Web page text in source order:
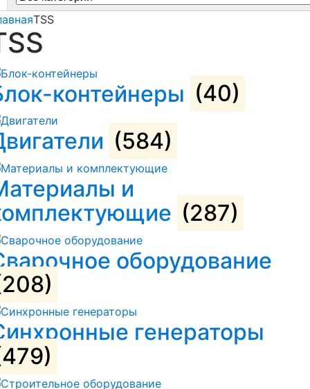
TSS
контейнеры (40)
(584)
и
(287)
оборудование
генераторы